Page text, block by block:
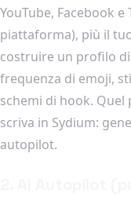
YouTube, Facebook
piattaforma), più il
costruire un profilo
frequenza di emoji,
schemi di hook.
scriva in Sydium:
autopilot.